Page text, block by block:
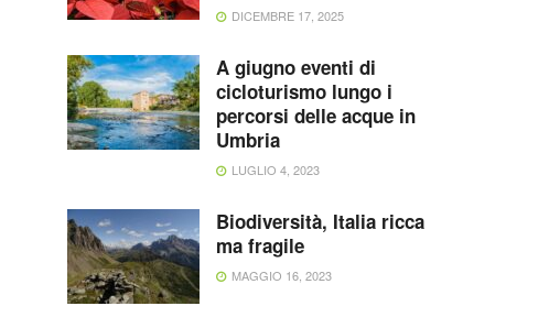
DICEMBRE 17, 2025
A giugno eventi di
cicloturismo lungo i
percorsi delle acque in
Umbria
LUGLIO 4, 2023
Biodiversità, Italia ricca
ma fragile
MAGGIO 16, 2023